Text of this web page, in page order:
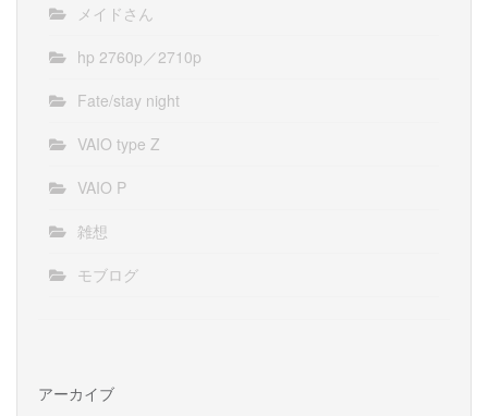
メイドさん
hp 2760p／2710p
Fate/stay night
VAIO type Z
VAIO P
雑想
モブログ
アーカイブ